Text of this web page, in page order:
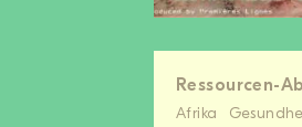
Ressourcen-
Afrika